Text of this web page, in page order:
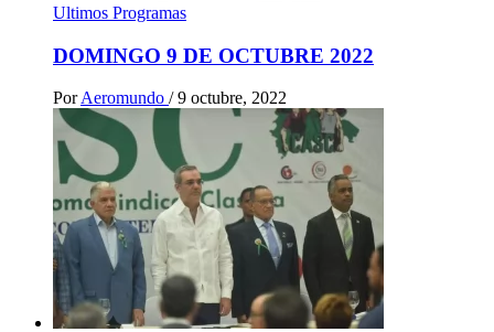
Ultimos Programas
DOMINGO 9 DE OCTUBRE 2022
Por Aeromundo / 9 octubre, 2022